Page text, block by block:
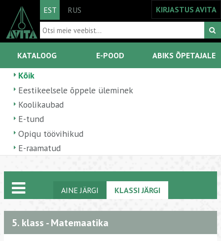
EST RUS KIRJASTUS AVITA
KATALOOG E-POOD ABIKS ÕPETAJALE
Kõik
Eestikeelsele õppele üleminek
Koolikaubad
E-tund
Opiqu töövihikud
E-raamatud
AINE JÄRGI KLASSI JÄRGI
5. klass - Matemaatika